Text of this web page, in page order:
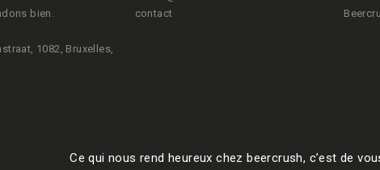
passée
bien.
1082, Bruxelles,
contact
Ce qui nous rend heureux chez beercrush, c’est de